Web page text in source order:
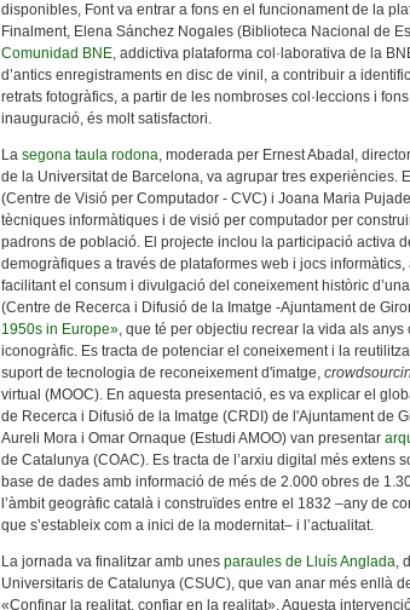
disponibles, Font va entrar a fons en el funcionament de la
Finalment, Elena Sánchez Nogales (Biblioteca Nacional de
Comunidad BNE, addictiva plataforma col·laborativa de la
d’antics enregistraments en disc de vinil, a contribuir a
retrats fotogràfics, a partir de les nombroses col·leccions i
inauguració, és molt satisfactori.
La segona taula rodona, moderada per Ernest Abadal,
de la Universitat de Barcelona, va agrupar tres experiències.
(Centre de Visió per Computador - CVC) i Joana Maria
tècniques informàtiques i de visió per computador per
padrons de població. El projecte inclou la participació activa
demogràfiques a través de plataformes web i jocs
facilitant el consum i divulgació del coneixement històric
(Centre de Recerca i Difusió de la Imatge -Ajuntament de
1950s in Europe», que té per objectiu recrear la vida als
iconogràfic. Es tracta de potenciar el coneixement i la
suport de tecnologia de reconeixement d'imatge,
virtual (MOOC). En aquesta presentació, es va explicar el
de Recerca i Difusió de la Imatge (CRDI) de l'Ajuntament de
Aureli Mora i Omar Ornaque (Estudi AMOO) van presentar
de Catalunya (COAC). Es tracta de l’arxiu digital més
base de dades amb informació de més de 2.000 obres de
l’àmbit geogràfic català i construïdes entre el 1832 –any de
que s’estableix com a inici de la modernitat– i l’actualitat.
La jornada va finalitzar amb unes paraules de Lluís Anglada,
Universitaris de Catalunya (CSUC), que van anar més enllà
«Confinar la realitat, confiar en la realitat». Aquesta